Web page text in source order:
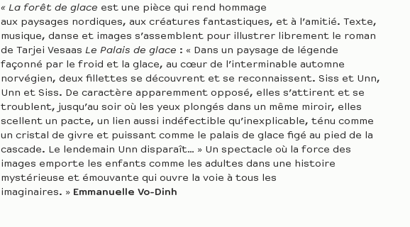
« La forêt de glace est une pièce qui rend hommage
aux paysages nordiques, aux créatures fantastiques, et à l’amitié. Texte,
musique, danse et images s’assemblent pour illustrer librement le roman
de Tarjei VesaasLe Palais de glace : « Dans un paysage de légende
façonné par le froid et la glace, au cœur de l’interminable automne
norvégien, deux fillettes se découvrent et se reconnaissent. Siss et Unn,
Unn et Siss. De caractère apparemment opposé, elles s’attirent et se
troublent, jusqu’au soir où les yeux plongés dans un même miroir, elles
scellent un pacte, un lien aussi indéfectible qu’inexplicable, ténu comme
un cristal de givre et puissant comme le palais de glace figé au pied de la
cascade. Le lendemain Unn disparaît… » Un spectacle où la force des
images emporte les enfants comme les adultes dans une histoire
mystérieuse et émouvante qui ouvre la voie à tous les
imaginaires. » Emmanuelle Vo-Dinh